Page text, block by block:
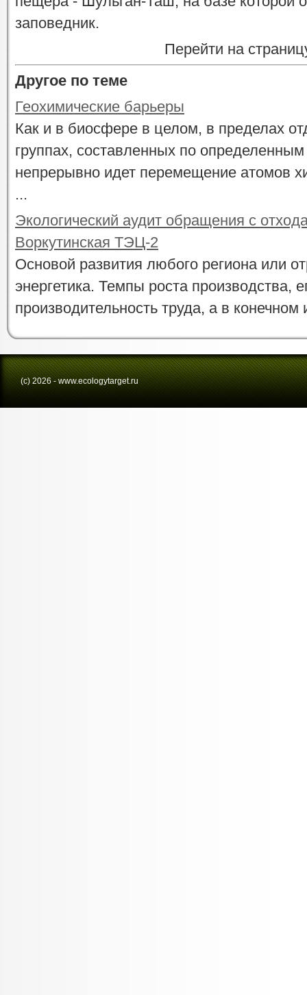
заповедник.
Перейти на
Другое по теме
Геохимические барьеры
Как и в биосфере в целом, в пределах
группах, составленных по
непрерывно идет перемещение атомов
...
Экологический аудит обращения с
Воркутинская ТЭЦ-2
Основой развития любого региона или
энергетика. Темпы роста производства,
производительность труда, а в
(с) 2026 - www.ecologytarget.ru